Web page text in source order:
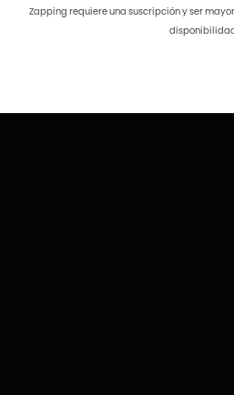
Zapping requiere una suscripción y ser